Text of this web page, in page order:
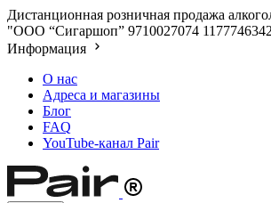
Дистанционная розничная продажа
"ООО “Сигаршоп” 9710027074
Информация
О нас
Адреса и магазины
Блог
FAQ
YouTube-канал Pair